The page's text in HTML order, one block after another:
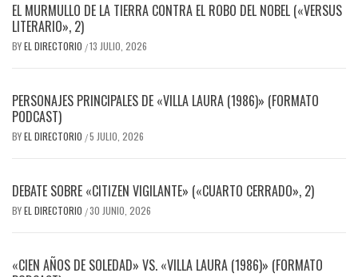
EL MURMULLO DE LA TIERRA CONTRA EL ROBO DEL NOBEL («VERSUS
LITERARIO», 2)
BYEL DIRECTORIO /13 JULIO, 2026
PERSONAJES PRINCIPALES DE «VILLA LAURA (1986)» (FORMATO
PODCAST)
BYEL DIRECTORIO /5 JULIO, 2026
DEBATE SOBRE «CITIZEN VIGILANTE» («CUARTO CERRADO», 2)
BYEL DIRECTORIO /30 JUNIO, 2026
«CIEN AÑOS DE SOLEDAD» VS. «VILLA LAURA (1986)» (FORMATO